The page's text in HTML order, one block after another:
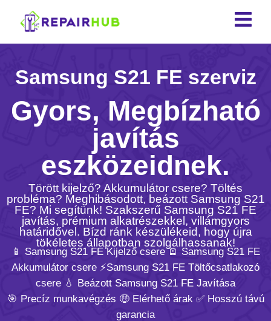
Samsung S21 FE szerviz
Gyors, Megbízható
javítás
eszközeidnek.
Törött kijelző? Akkumulátor csere? Töltés
probléma? Meghibásodott, beázott Samsung S21
FE? Mi segítünk! Szakszerű Samsung S21 FE
javítás, prémium alkatrészekkel, villámgyors
határidővel. Bízd ránk készülékeid, hogy újra
tökéletes állapotban szolgálhassanak!
📱 Samsung S21 FE Kijelző csere 🪫 Samsung S21 FE
Akkumulátor csere ⚡️Samsung S21 FE Töltőcsatlakozó
csere 💧 Beázott Samsung S21 FE Javítása
🎯 Precíz munkavégzés 🤑 Elérhető árak ✅ Hosszú távú
garancia